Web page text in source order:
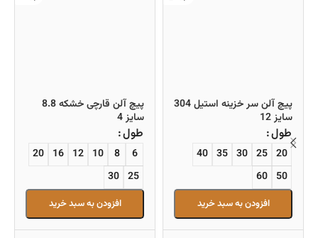
پیچ آلن سر خزینه استیل 304
سایز 12
طول
20
25
30
35
40
50
60
افزودن به سبد خرید
پیچ آلن قارچی خشکه 8.8
سایز 4
طول
6
8
10
12
16
20
25
30
افزودن به سبد خرید